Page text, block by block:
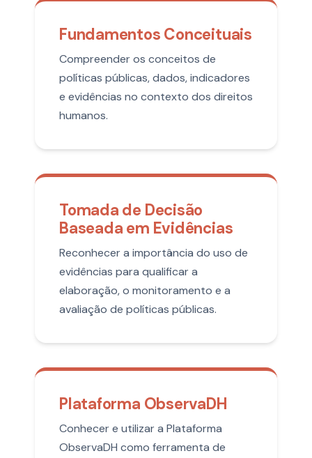
Fundamentos Conceituais
Compreender os conceitos de
políticas públicas, dados, indicadores
e evidências no contexto dos direitos
humanos.
Tomada de Decisão
Baseada em Evidências
Reconhecer a importância do uso de
evidências para qualificar a
elaboração, o monitoramento e a
avaliação de políticas públicas.
Plataforma ObservaDH
Conhecer e utilizar a Plataforma
ObservaDH como ferramenta de